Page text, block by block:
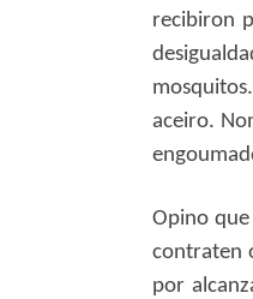
recibiron
aceiro.
Opino
contraten
por